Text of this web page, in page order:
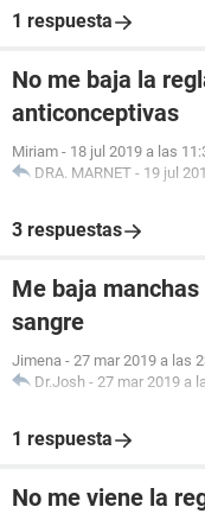
1 respuesta
No me baja la
anticonceptivas
Miriam - 18 jul 2019 a las
DRA. MARNET - 19 jul
3 respuestas
Me baja
sangre
Jimena - 27 mar 2019 a las
Dr.Josh - 27 mar 2019 a
1 respuesta
No me viene la